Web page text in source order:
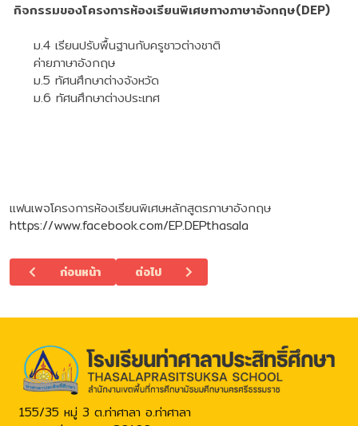
กิจกรรมของโครงการห้องเรียนพิเศษทางภาษาอังกฤษ(DEP)
ม.4 เรียนปรับพื้นฐานกับครูชาวต่างชาติ
ค่ายภาษาอังกฤษ
ม.5 ทัศนศึกษาต่างจังหวัด
ม.6 ทัศนศึกษาต่างประเทศ
แฟนเพจโครงการห้องเรียนพิเศษหลักสูตรภาษาอังกฤษ
https://www.facebook.com/EP.DEPthasala
เนื้อหาก่อนหน้า: กิจกรรมนักเรียนเพื่อนที่ปรึกษา
ก่อนหน้า เนื้อหาถัดไป: โครงการส่งเสริมความเป็นเลิศด้
ต่อไป
155/35 หมู่ 3 ต.ท่าศาลา อ.ท่าศาลา